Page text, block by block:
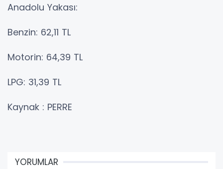
Anadolu Yakası:
Benzin: 62,11 TL
Motorin: 64,39 TL
LPG: 31,39 TL
Kaynak : PERRE
YORUMLAR